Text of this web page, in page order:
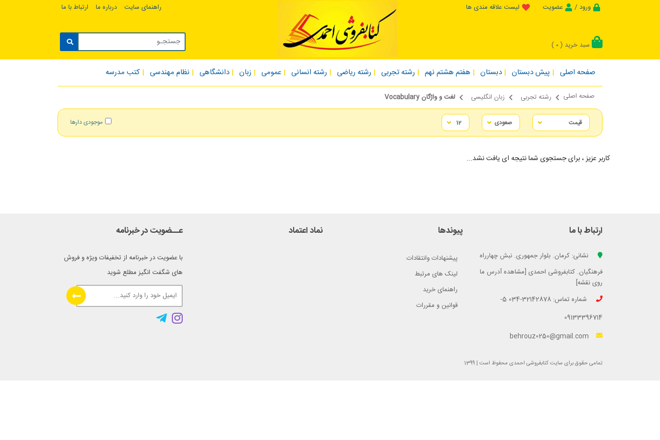
ورود / عضویت لیست علاقه مندی ها راهنمای سایت درباره ما ارتباط با ما
سبد خرید ( 0
)
صفحه اصلی پیش دبستان دبستان هفتم هشتم نهم رشته تجربی رشته ریاضی رشته انسانی عمومی زبان دانشگاهی نظام مهندسی کتب مدرسه
صفحه اصلی رشته تجربی زبان انگلیسی لغت و واژگان Vocabulary
موجودی دارها
کاربر عزیز ، برای جستجوی شما نتیجه ای یافت نشد...
ارتباط با ما
نشانی: کرمان. بلوار جمهوری. نبش چهارراه
فرهنگیان. کتابفروشی احمدی [مشاهده آدرس ما
روی نقشه]
شماره تماس: 32142878-034 5-
09133396714
behrouz0250@gmail.com
پیوندها
پیشنهادات وانتقادات
لینک های مرتبط
راهنمای خرید
قوانین و مقررات
نماد اعتماد عــضویت در خبرنامه
با عضویت در خبرنامه از تخفیفات ویژه و فروش
های شگفت انگیز مطلع شوید
تمامی حقوق برای سایت کتابفروشی احمدی محفوظ است | 1399